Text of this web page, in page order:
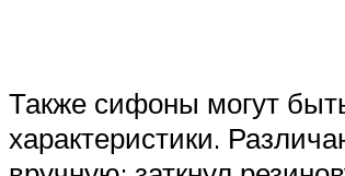
Также сифоны могут
характеристики.